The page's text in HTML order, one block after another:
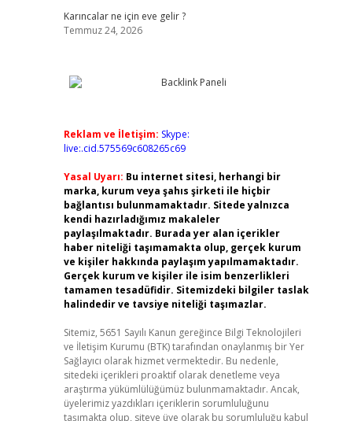
Karıncalar ne için eve gelir ?
Temmuz 24, 2026
Reklam ve İletişim: Skype:
live:.cid.575569c608265c69
Yasal Uyarı: Bu internet sitesi, herhangi bir
marka, kurum veya şahıs şirketi ile hiçbir
bağlantısı bulunmamaktadır. Sitede yalnızca
kendi hazırladığımız makaleler
paylaşılmaktadır. Burada yer alan içerikler
haber niteliği taşımamakta olup, gerçek kurum
ve kişiler hakkında paylaşım yapılmamaktadır.
Gerçek kurum ve kişiler ile isim benzerlikleri
tamamen tesadüfidir. Sitemizdeki bilgiler taslak
halindedir ve tavsiye niteliği taşımazlar.
Sitemiz, 5651 Sayılı Kanun gereğince Bilgi Teknolojileri
ve İletişim Kurumu (BTK) tarafından onaylanmış bir Yer
Sağlayıcı olarak hizmet vermektedir. Bu nedenle,
sitedeki içerikleri proaktif olarak denetleme veya
araştırma yükümlülüğümüz bulunmamaktadır. Ancak,
üyelerimiz yazdıkları içeriklerin sorumluluğunu
taşımakta olup, siteye üye olarak bu sorumluluğu kabul